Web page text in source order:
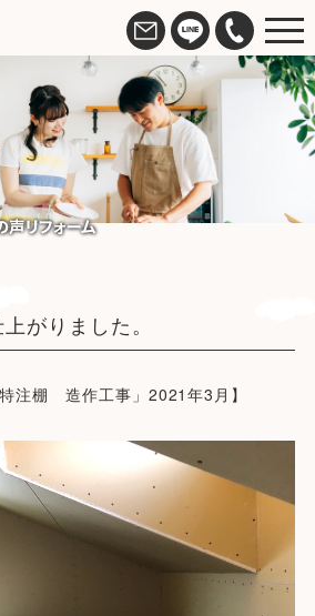
がりました。
注棚 造作工事」2021年3月】